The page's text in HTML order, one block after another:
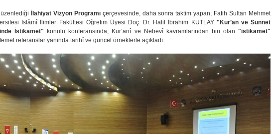
İlahiyat Vizyon Programıçerçevesinde, daha sonra taktim yapan; Fatih Sultan Mehmet
İslâmî İlimler Fakültesi Öğretim Üyesi Doç. Dr. Halil İbrahim KUTLAY "Kur’an ve Sünnet
İstikamet" konulu konferansında, Kur’anî ve Nebevî kavramlarından biri olan"istikamet"
temel referanslar yanında tarihî ve güncel örneklerle açıkladı.